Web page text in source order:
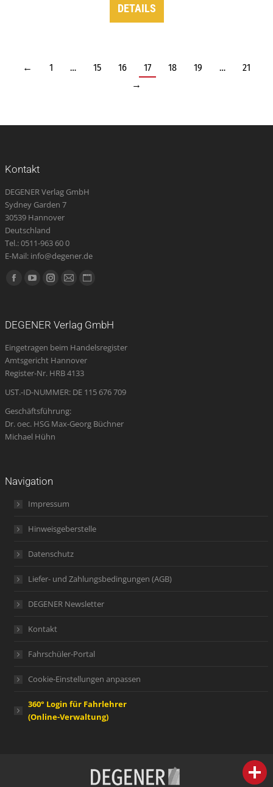
DETAILS
← 1 … 15 16 17 18 19 …
21
→
Kontakt
DEGENER Verlag GmbH
Sydney Garden 7
30539 Hannover
Deutschland
Tel.: 0511-963 60 0
E-Mail: info@degener.de
Finden Sie uns auf:
Facebook
new
window
YouTube
new
window
Instagram
new
window
E-
opens
in
new
Website
new
DEGENER Verlag GmbH
Eingetragen beim Handelsregister
Amtsgericht Hannover
Register-Nr. HRB 4133
UST.-ID-NUMMER: DE 115 676 709
Geschäftsführung:
Dr. oec. HSG Max-Georg Büchner
Michael Hühn
Navigation
Impressum
Hinweisgeberstelle
Datenschutz
Liefer- und Zahlungsbedingungen (AGB)
DEGENER Newsletter
Kontakt
Fahrschüler-Portal
Cookie-Einstellungen anpassen
360° Login für Fahrlehrer
(Online-Verwaltung)
person IHR FACHBERATER